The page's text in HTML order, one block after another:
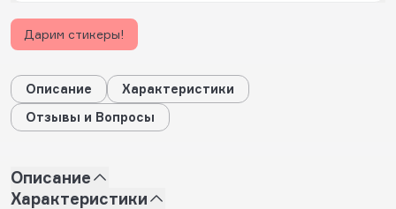
Дарим стикеры!
Описание
Характеристики
Отзывы и Вопросы
Описание
Характеристики